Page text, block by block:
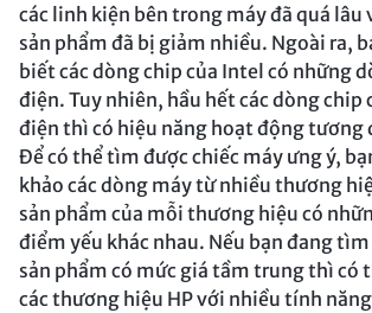
các linh kiện bên trong máy đã quá lâu
sản phẩm đã bị giảm nhiều. Ngoài ra,
biết các dòng chip của Intel có những
điện. Tuy nhiên, hầu hết các dòng
điện thì có hiệu năng hoạt động tương
Để có thể tìm được chiếc máy ưng ý,
khảo các dòng máy từ nhiều thương
sản phẩm của mỗi thương hiệu có
điểm yếu khác nhau. Nếu bạn đang
sản phẩm có mức giá tầm trung thì có
các thương hiệu HP với nhiều tính